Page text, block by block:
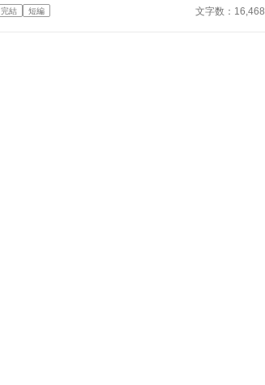
った一人の消防士さんが・・・私に言った。 「俺は
本人に聞こえていた。 必死に取り繕うも時すでに遅
し。 暴走する脳内実況を止めるたび、旦那様はなぜ
完結 短編 文字数：16,468